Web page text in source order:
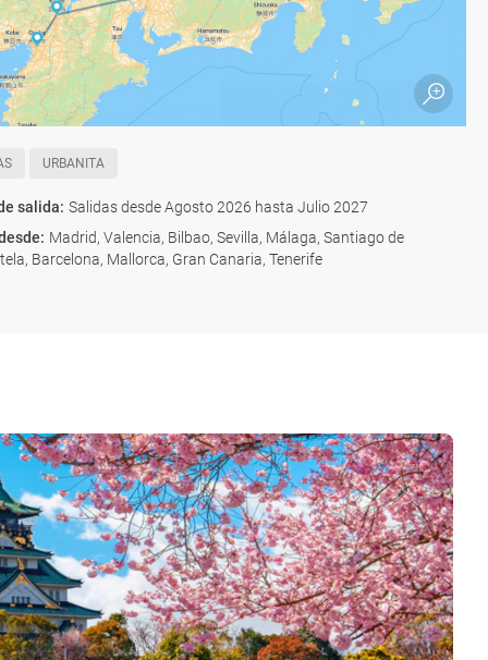
URBANITA
salida: Salidas desde Agosto 2026 hasta Julio 2027
: Madrid, Valencia, Bilbao, Sevilla, Málaga, Santiago de
Barcelona, Mallorca, Gran Canaria, Tenerife